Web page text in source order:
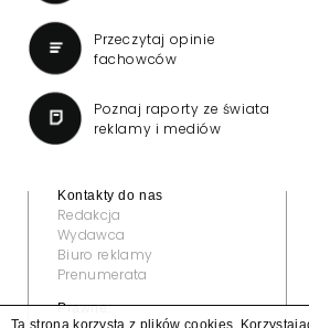
Przeczytaj opinie
fachowców
Poznaj raporty ze świata
reklamy i mediów
Kontakty do nas
Redakcja
Wydawca
Biuro reklamy
Prenumerata
Prawne:
Ta strona korzysta z plików cookies.